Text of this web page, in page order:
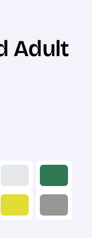
Adult